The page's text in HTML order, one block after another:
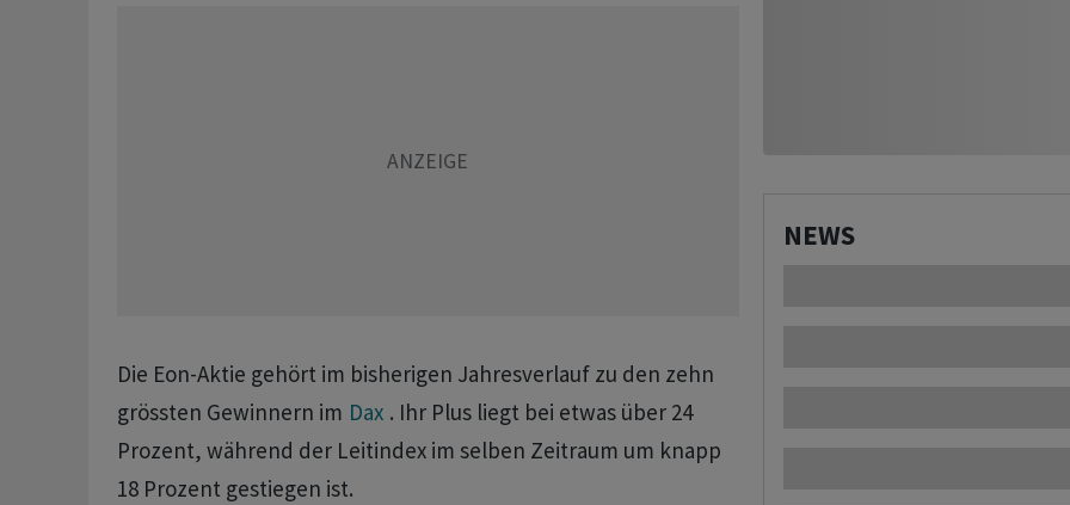
Die Eon-Aktie gehört im bisherigen Jahresverlauf zu den zehn
grössten Gewinnern im Dax . Ihr Plus liegt bei etwas über 24
Prozent, während der Leitindex im selben Zeitraum um knapp
18 Prozent gestiegen ist.
NEWS